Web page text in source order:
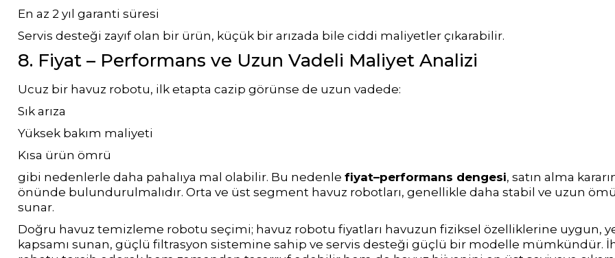
En az 2 yıl garanti süresi
Servis desteği zayıf olan bir ürün, küçük bir arızada bile ciddi maliyetler çıkarabilir.
8. Fiyat – Performans ve Uzun Vadeli Maliyet Analizi
Ucuz bir havuz robotu, ilk etapta cazip görünse de uzun vadede:
Sık arıza
Yüksek bakım maliyeti
Kısa ürün ömrü
gibi nedenlerle daha pahalıya mal olabilir. Bu nedenle fiyat–performans dengesi, satın alma
önünde bulundurulmalıdır. Orta ve üst segment havuz robotları, genellikle daha stabil ve uzun
sunar.
Doğru havuz temizleme robotu seçimi; havuz robotu fiyatları havuzun fiziksel özelliklerine uygun,
kapsamı sunan, güçlü filtrasyon sistemine sahip ve servis desteği güçlü bir modelle mümkündür.